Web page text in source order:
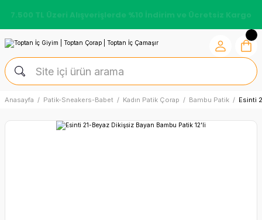
7.500 TL Üzeri Alışverişlerde %10 İndirim ve Ücretsiz Kargo
Anasayfa Patik-Sneakers-Babet Kadın Patik Çorap Bambu Patik Esinti